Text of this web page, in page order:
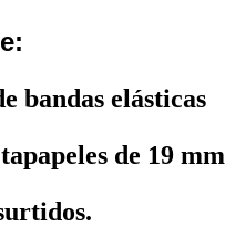
bandas elásticas
de 19 mm